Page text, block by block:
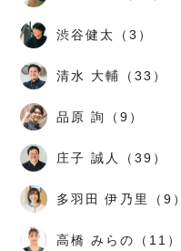
渋谷健太（3）
清水 大輔（33）
品原 詢（9）
庄子 誠人（39）
多羽田 伊乃里（9）
高橋 みらの（11）